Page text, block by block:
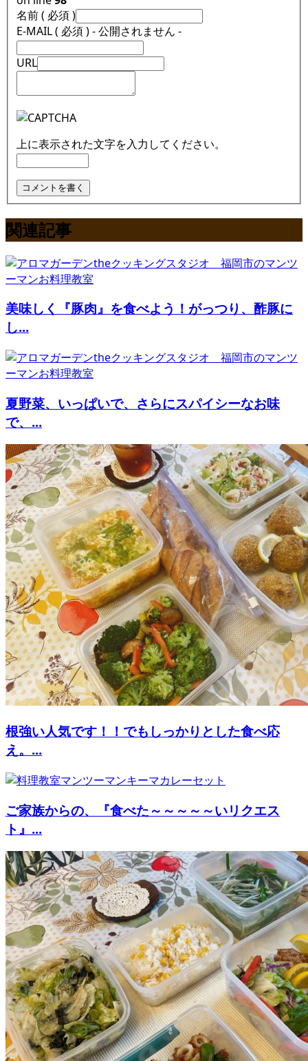
名前 ( 必須 )
E-MAIL ( 必須 ) - 公開されません -
URL
上に表示された文字を入力してください。
関連記事
美味しく『豚肉』を食べよう！がっつり、酢豚に
し...
夏野菜、いっぱいで、さらにスパイシーなお味
で、...
根強い人気です！！でもしっかりとした食べ応
え。...
ご家族からの、『食べた～～～～～いリクエス
ト』...